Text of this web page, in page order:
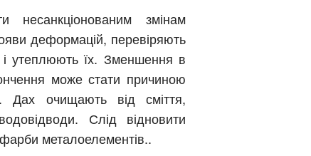
несанкціонованим змінам
деформацій, перевіряють
і утеплюють їх. Зменшення в
може стати причиною
Дах очищають від сміття,
Слід відновити
металоелементів..